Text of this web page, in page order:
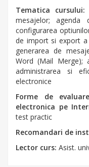
Tematica cursului:
mesajelor; agenda
configurarea
de import si export
generarea de
Word (Mail Merge);
administrarea si
electronice
Forme de
electronica pe
test practic
Recomandari de
Lector curs: Asist.